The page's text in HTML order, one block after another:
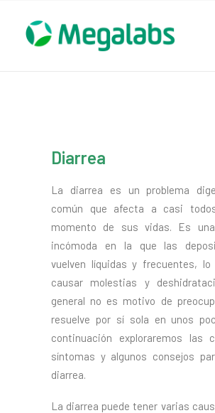
GARDEN HOUSE
NOVEDADES
SEGURIDAD Y RESPALDO
TRABAJAR EN MEGALABS
SEARCH
Diarrea
La diarrea es un problema
común que afecta a casi
momento de sus vidas. Es
incómoda en la que las
vuelven líquidas y frecuentes, lo
causar molestias y
general no es motivo de
resuelve por sí sola en unos
continuación exploraremos las
síntomas y algunos consejos
diarrea.
La diarrea puede tener varias